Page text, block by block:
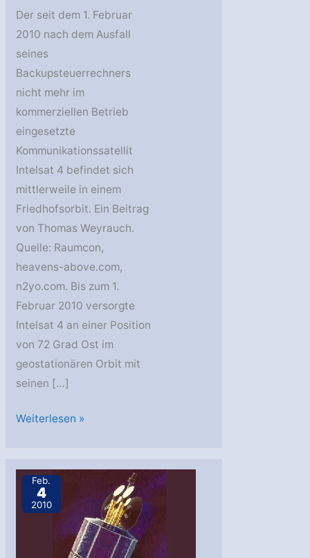
Der seit dem 1. Februar
2010 nach dem Ausfall
seines
Backupsteuerrechners
nicht mehr im
kommerziellen Betrieb
eingesetzte
Kommunikationssatellit
Intelsat 4 befindet sich
mittlerweile in einem
Friedhofsorbit. Ein Beitrag
von Thomas Weyrauch.
Quelle: Raumcon,
heavens-above.com,
n2yo.com. Bis zum 1.
Februar 2010 versorgte
Intelsat 4 an einer Position
von 72 Grad Ost im
geostationären Orbit mit
seinen […]
Friedhofsorbit
4
Weiterlesen »
Feb.
4
2010